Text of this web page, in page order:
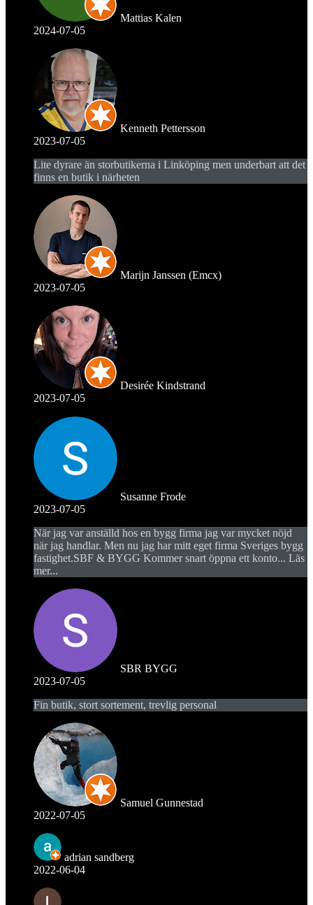
Mattias Kalen
2024-07-05
Kenneth Pettersson
2023-07-05
Lite dyrare än storbutikerna i Linköping men underbart att det
finns en butik i närheten
Marijn Janssen (Emcx)
2023-07-05
Desirée Kindstrand
2023-07-05
Susanne Frode
2023-07-05
När jag var anställd hos en bygg firma jag var mycket nöjd
när jag handlar. Men nu jag har mitt eget firma Sveriges bygg
fastighet.SBF & BYGG Kommer snart öppna ett konto... Läs
mer...
SBR BYGG
2023-07-05
Fin butik, stort sortement, trevlig personal
Samuel Gunnestad
2022-07-05
adrian sandberg
2022-06-04